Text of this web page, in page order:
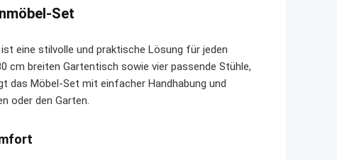
Set
ist eine stilvolle und praktische Lösung für jeden
cm breiten Gartentisch sowie vier passende Stühle,
das Möbel-Set mit einfacher Handhabung und
oder den Garten.